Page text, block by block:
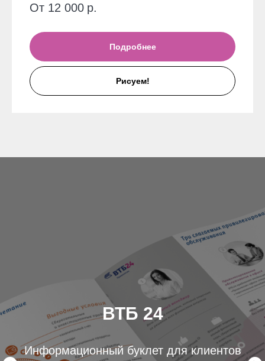
От 12 000 р.
Подробнее
Рисуем!
ВТБ 24
Информационный буклет для клиентов